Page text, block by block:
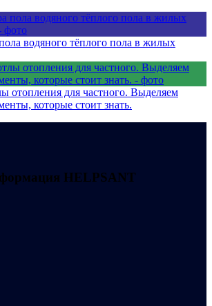
водяного тёплого пола в жилых
отопления для частного. Выделяем
которые стоит знать.
HELPSANT